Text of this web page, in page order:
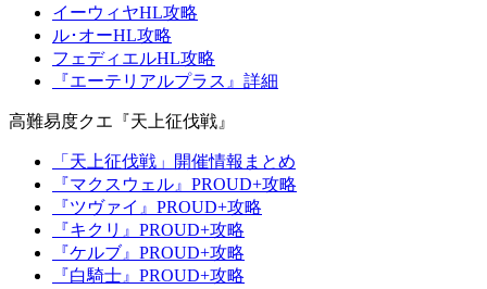
イーウィヤHL攻略
ル･オーHL攻略
フェディエルHL攻略
『エーテリアルプラス』詳細
高難易度クエ『天上征伐戦』
「天上征伐戦」開催情報まとめ
『マクスウェル』PROUD+攻略
『ツヴァイ』PROUD+攻略
『キクリ』PROUD+攻略
『ケルブ』PROUD+攻略
『白騎士』PROUD+攻略